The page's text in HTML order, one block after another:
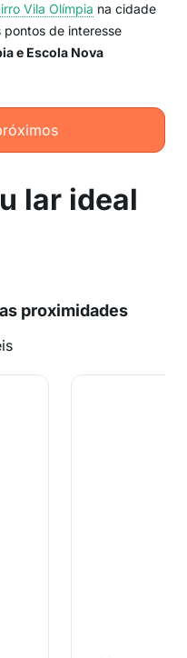
Vila Olímpia na cidade
pontos de interesse
e Escola Nova
lar ideal
proximidades